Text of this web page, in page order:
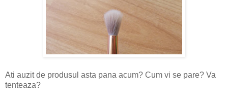
Ati auzit de produsul asta pana acum? Cum vi se pare? Va
tenteaza?